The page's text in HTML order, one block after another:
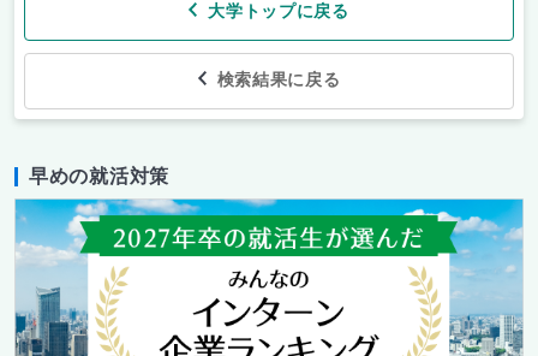
大学トップに戻る
検索結果に戻る
早めの就活対策